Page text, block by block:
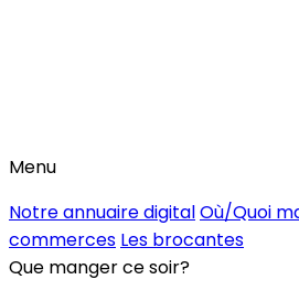
Menu
Notre annuaire digitalOù/Quoi
commerces Les brocantes
Que manger ce soir?